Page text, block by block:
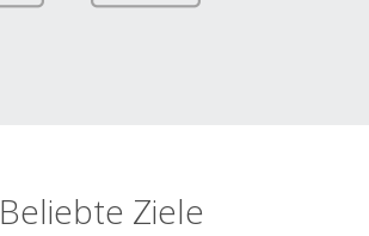
Beliebte Ziele